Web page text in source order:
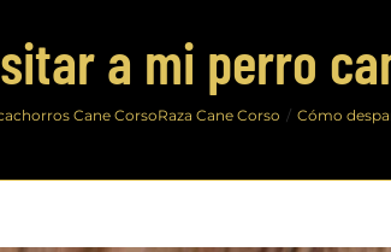
a mi perro
Cane CorsoRaza Cane Corso Cómo